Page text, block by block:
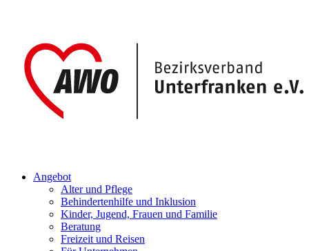
Angebot
Alter und Pflege
Behindertenhilfe und Inklusion
Kinder, Jugend, Frauen und Familie
Beratung
Freizeit und Reisen